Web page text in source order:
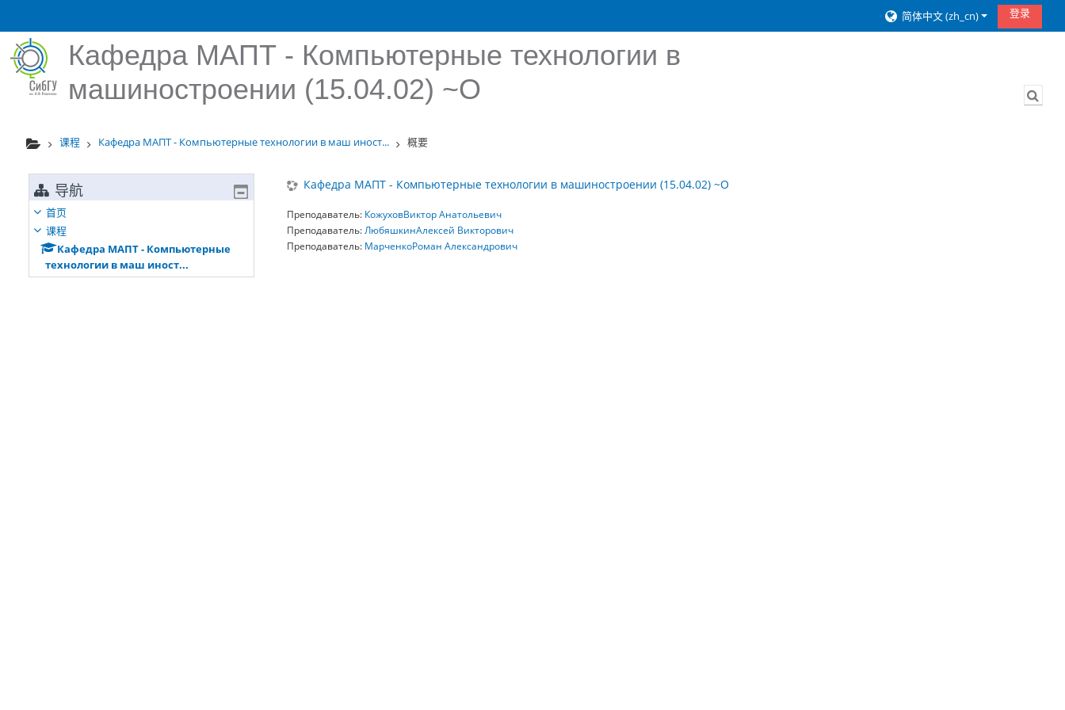
简体中文 ‎(zh_cn)‎ 登录
Кафедра МАПТ - Компьютерные технологии в
машиностроении (15.04.02) ~О
课程 Кафедра МАПТ - Компьютерные технологии в маш иност... 概要
Кафедра МАПТ - Компьютерные технологии в машиностроении (15.04.02) ~О
Преподаватель: КожуховВиктор Анатольевич
Преподаватель:ЛюбяшкинАлексей Викторович
Преподаватель: МарченкоРоман Александрович
导航
首页
课程
Кафедра МАПТ - Компьютерные
технологии в маш иност...